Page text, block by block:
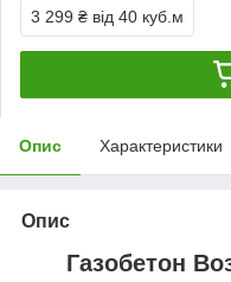
3 299 ₴ від 40 куб.м
Опис Характеристики
Опис
Газобетон